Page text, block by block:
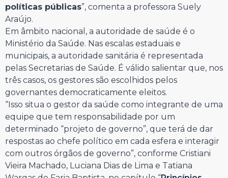
políticas públicas”, comenta a professora Suely
Araújo.
Em âmbito nacional, a autoridade de saúde é o
Ministério da Saúde. Nas escalas estaduais e
municipais, a autoridade sanitária é representada
pelas Secretarias de Saúde. É válido salientar que, nos
três casos, os gestores são escolhidos pelos
governantes democraticamente eleitos.
“Isso situa o gestor da saúde como integrante de uma
equipe que tem responsabilidade por um
determinado “projeto de governo”, que terá de dar
respostas ao chefe político em cada esfera e interagir
com outros órgãos de governo”, conforme Cristiani
Vieira Machado, Luciana Dias de Lima e Tatiana